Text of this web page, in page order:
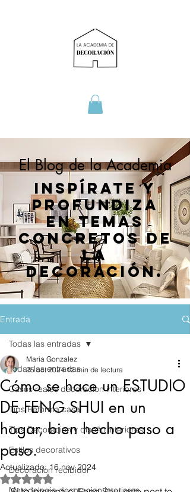
El Blog de la Academia
Inspírate y
profundiza
en temas
concretos de
la
decoración.
Entrada
Todas las entradas
Casos reales decoracion interiores
Tips Reforma casa
Tips Decoracion y diseño interiores
Estilos decorativos
Decoracion recibidor
Todas las entradas
Cómo se hace un ESTUDIO
DE FENG SHUI en un
hogar, bien hecho paso a
paso.
Maria Gonzalez
25 oct 2024 12 min de lectura
Actualizado:16 nov 2024
Obtuvo NaN de 5 estrellas.